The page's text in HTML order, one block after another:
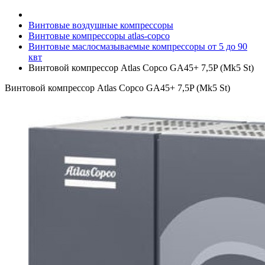
Винтовые воздушные компрессоры
Винтовые компрессоры atlas-copco
Винтовые маслосмазываемые компрессоры от 5 до 90
квт
Винтовой компрессор Atlas Copco GA45+ 7,5P (Mk5 St)
Винтовой компрессор Atlas Copco GA45+ 7,5P (Mk5 St)